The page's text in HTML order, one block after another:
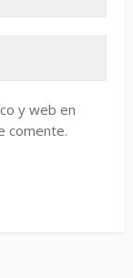
y web en
comente.